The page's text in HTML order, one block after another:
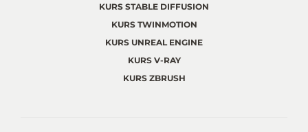
KURS STABLE DIFFUSION
KURS TWINMOTION
KURS UNREAL ENGINE
KURS V-RAY
KURS ZBRUSH